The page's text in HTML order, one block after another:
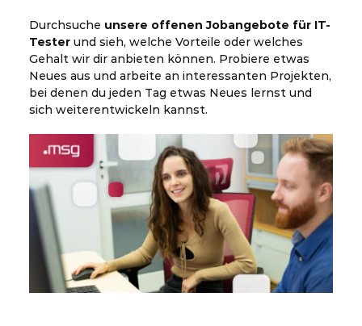
Durchsuche unsere offenen Jobangebote für IT-
Testerund sieh, welche Vorteile oder welches
Gehalt wir dir anbieten können. Probiere etwas
Neues aus und arbeite an interessanten Projekten,
bei denen du jeden Tag etwas Neues lernst und
sich weiterentwickeln kannst.